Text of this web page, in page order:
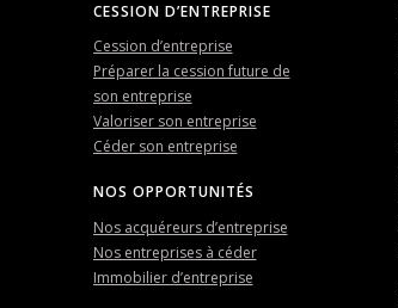
CESSION D’ENTREPRISE
Cession d’entreprise
Préparer la cession future de
son entreprise
Valoriser son entreprise
Céder son entreprise
NOS OPPORTUNITÉS
Nos acquéreurs d’entreprise
Nos entreprises à céder
Immobilier d’entreprise